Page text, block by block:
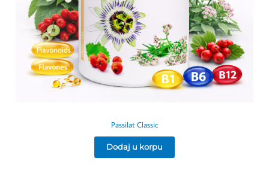
Passilat Classic
Dodaj u korpu